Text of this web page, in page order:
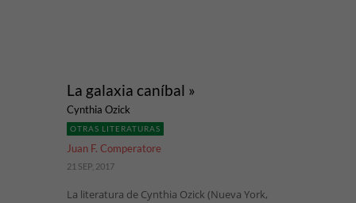
La galaxia caníbal »
Cynthia Ozick
OTRAS LITERATURAS
Juan F. Comperatore
21 SEP, 2017
La literatura de Cynthia Ozick (Nueva York,